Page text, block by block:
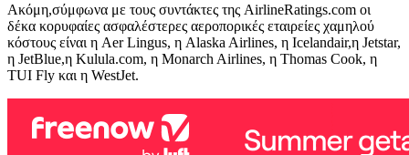
Ακόμη,σύμφωνα με τους συντάκτες της AirlineRatings.com οι
δέκα κορυφαίες ασφαλέστερες αεροπορικές εταιρείες χαμηλού
κόστους είναι η Aer Lingus, η Alaska Airlines, η Icelandair,η Jetstar,
η JetBlue,η Kulula.com, η Monarch Airlines, η Thomas Cook, η
TUI Fly και η WestJet.